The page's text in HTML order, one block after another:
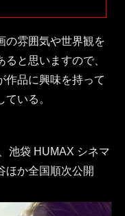
の雰囲気や世界観を
と思いますので、
作品に興味を持って
いる。
池袋 HUMAX シネマ
ほか全国順次公開